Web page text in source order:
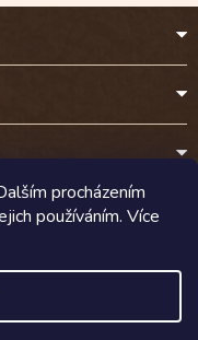
procházením
používáním. Více